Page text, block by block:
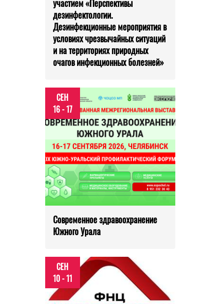
участием «Перспективы
дезинфектологии.
Дезинфекционные мероприятия в
условиях чрезвычайных ситуаций
и на территориях природных
очагов инфекционных болезней»
СЕН
16 - 17
Современное здравоохранение
Южного Урала
СЕН
10 - 11